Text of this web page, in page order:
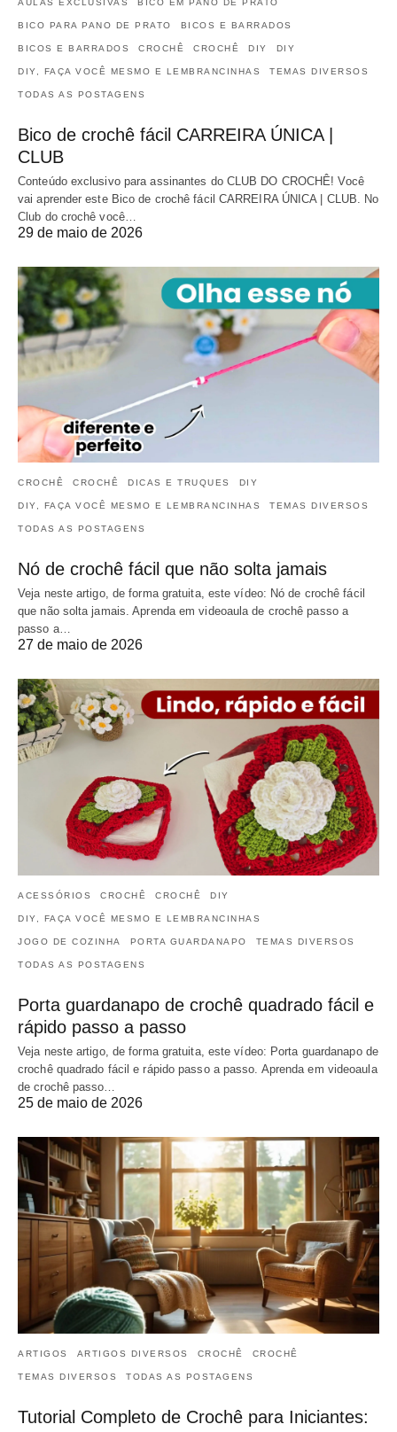
BICO PARA PANO DE PRATO BICOS E BARRADOS
BICOS E BARRADOS CROCHÊ CROCHÊ DIY DIY
DIY, FAÇA VOCÊ MESMO E LEMBRANCINHAS TEMAS DIVERSOS
TODAS AS POSTAGENS
Bico de crochê fácil CARREIRA ÚNICA |
CLUB
Conteúdo exclusivo para assinantes do CLUB DO CROCHÊ! Você
vai aprender este Bico de crochê fácil CARREIRA ÚNICA | CLUB. No
Club do crochê você…
29 de maio de 2026
CROCHÊ CROCHÊ DICAS E TRUQUES DIY
DIY, FAÇA VOCÊ MESMO E LEMBRANCINHAS TEMAS DIVERSOS
TODAS AS POSTAGENS
Nó de crochê fácil que não solta jamais
Veja neste artigo, de forma gratuita, este vídeo: Nó de crochê fácil
que não solta jamais. Aprenda em videoaula de crochê passo a
passo a…
27 de maio de 2026
ACESSÓRIOS CROCHÊ CROCHÊ DIY
DIY, FAÇA VOCÊ MESMO E LEMBRANCINHAS
JOGO DE COZINHA PORTA GUARDANAPO TEMAS DIVERSOS
TODAS AS POSTAGENS
Porta guardanapo de crochê quadrado fácil e
rápido passo a passo
Veja neste artigo, de forma gratuita, este vídeo: Porta guardanapo de
crochê quadrado fácil e rápido passo a passo. Aprenda em videoaula
de crochê passo…
25 de maio de 2026
ARTIGOS ARTIGOS DIVERSOS CROCHÊ CROCHÊ
TEMAS DIVERSOS TODAS AS POSTAGENS
Tutorial Completo de Crochê para Iniciantes: